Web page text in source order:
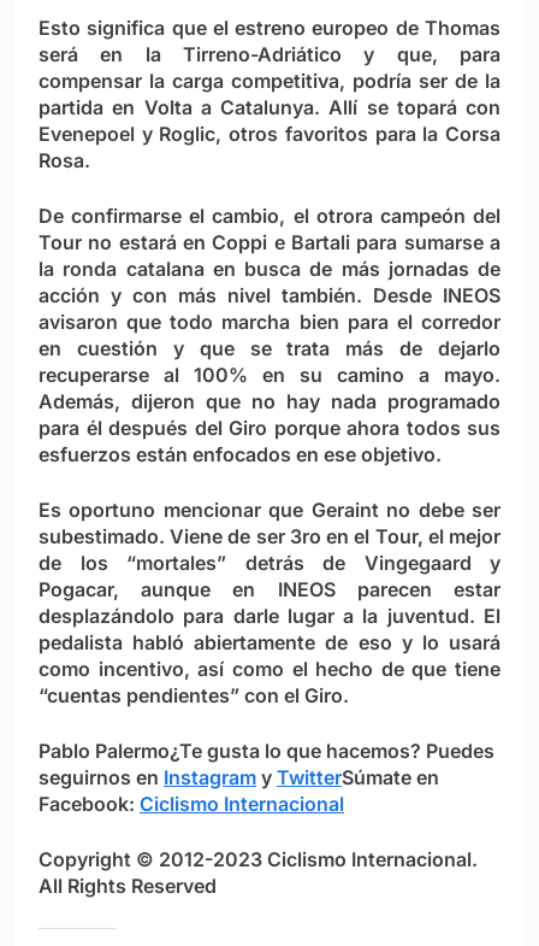
Esto significa que el estreno europeo de Thomas
será en la Tirreno-Adriático y que, para
compensar la carga competitiva, podría ser de la
partida en Volta a Catalunya. Allí se topará con
Evenepoel y Roglic, otros favoritos para la Corsa
Rosa.
De confirmarse el cambio, el otrora campeón del
Tour no estará en Coppi e Bartali para sumarse a
la ronda catalana en busca de más jornadas de
acción y con más nivel también. Desde INEOS
avisaron que todo marcha bien para el corredor
en cuestión y que se trata más de dejarlo
recuperarse al 100% en su camino a mayo.
Además, dijeron que no hay nada programado
para él después del Giro porque ahora todos sus
esfuerzos están enfocados en ese objetivo.
Es oportuno mencionar que Geraint no debe ser
subestimado. Viene de ser 3ro en el Tour, el mejor
de los “mortales” detrás de Vingegaard y
Pogacar, aunque en INEOS parecen estar
desplazándolo para darle lugar a la juventud. El
pedalista habló abiertamente de eso y lo usará
como incentivo, así como el hecho de que tiene
“cuentas pendientes” con el Giro.
Pablo Palermo¿Te gusta lo que hacemos? Puedes
seguirnos en Instagram y TwitterSúmate en
Facebook: Ciclismo Internacional
Copyright © 2012-2023 Ciclismo Internacional.
All Rights Reserved